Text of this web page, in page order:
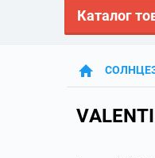
Каталог